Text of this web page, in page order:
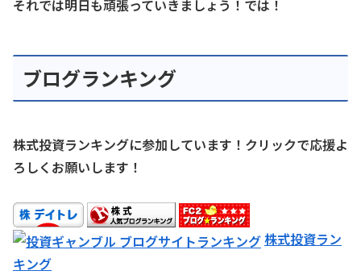
それでは明日も頑張っていきましょう！では！
ブログランキング
株式投資ランキングに参加しています！クリックで応援よ
ろしくお願いします！
株式投資ラン
キング